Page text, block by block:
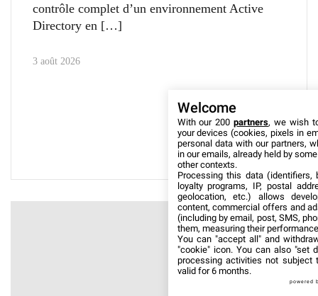
contrôle complet d’un environnement Active
Directory en
3 août 2026
Welcome
With our 200partners, we wish
your devices (cookies, pixels in
personal data with our partners,
in our emails, already held by
other contexts.
Processing this data (identifiers,
loyalty programs, IP, postal
geolocation, etc.) allows
content, commercial offers and
(including by email, post, SMS,
them, measuring their
You can "accept all" and
"cookie" icon. You can also "set
processing activities not subject
valid for 6 months.
powered